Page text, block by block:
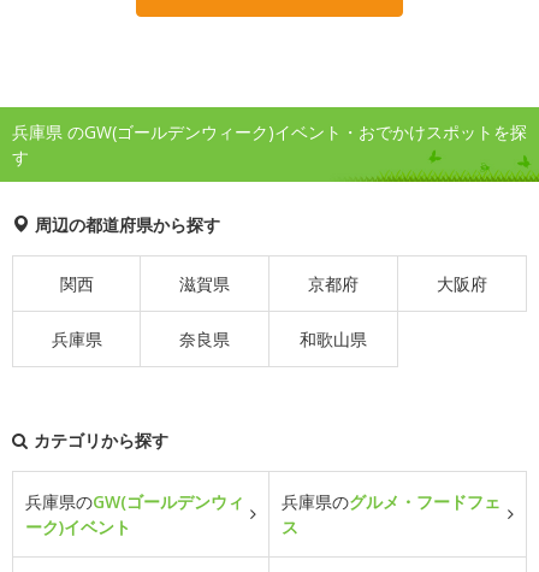
兵庫県 のGW(ゴールデンウィーク)イベント・おでかけスポットを探
す
周辺の都道府県から探す
関西 滋賀県 京都府 大阪府
兵庫県 奈良県 和歌山県
カテゴリから探す
兵庫県のGW(ゴールデンウィ
ーク)イベント
兵庫県のグルメ・フードフェ
ス